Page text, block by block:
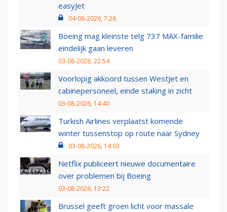
easyJet
04-08-2026, 7:26
Boeing mag kleinste telg 737 MAX-familie
eindelijk gaan leveren
03-08-2026, 22:54
Voorlopig akkoord tussen WestJet en
cabinepersoneel, einde staking in zicht
03-08-2026, 14:40
Turkish Airlines verplaatst komende
winter tussenstop op route naar Sydney
03-08-2026, 14:03
Netflix publiceert nieuwe documentaire
over problemen bij Boeing
03-08-2026, 13:22
Brussel geeft groen licht voor massale